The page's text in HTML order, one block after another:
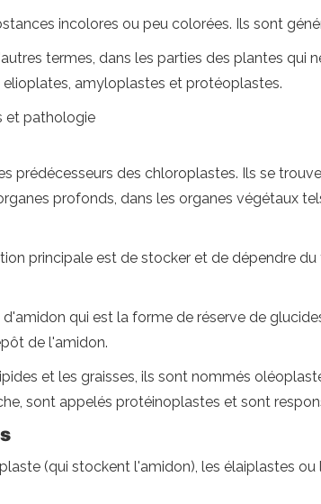
incolores ou peu colorées. Ils sont
termes, dans les parties des plantes qui
amyloplastes et protéoplastes.
et pathologie
prédécesseurs des chloroplastes. Ils se
profonds, dans les organes végétaux
principale est de stocker et de dépendre
qui est la forme de réserve de
de l'amidon.
et les graisses, ils sont nommés
sont appelés protéinoplastes et sont
(qui stockent l'amidon), les élaiplastes